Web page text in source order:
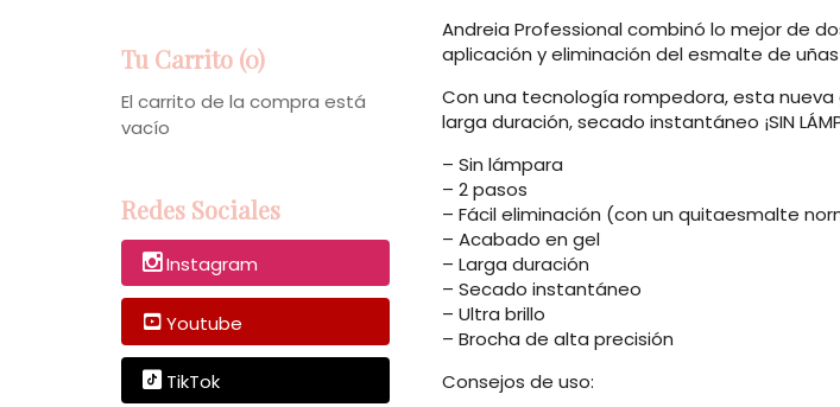
Tu Carrito (0)
El carrito de la compra está
vacío
Redes Sociales
Instagram
Youtube
TikTok
Andreia Professional combinó lo mejor de
aplicación y eliminación del esmalte de
Con una tecnología rompedora, esta nueva
larga duración, secado instantáneo ¡SIN
– Sin lámpara
– 2 pasos
– Fácil eliminación (con un quitaesmalte
– Acabado en gel
– Larga duración
– Secado instantáneo
– Ultra brillo
– Brocha de alta precisión
Consejos de uso: